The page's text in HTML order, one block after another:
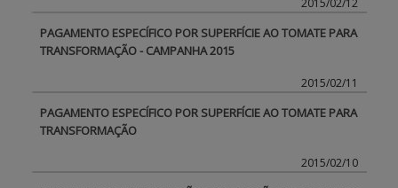
2015/02/12
PAGAMENTO ESPECÍFICO POR SUPERFÍCIE AO TOMATE PARA
TRANSFORMAÇÃO - CAMPANHA 2015
2015/02/11
PAGAMENTO ESPECÍFICO POR SUPERFÍCIE AO TOMATE PARA
TRANSFORMAÇÃO
2015/02/10